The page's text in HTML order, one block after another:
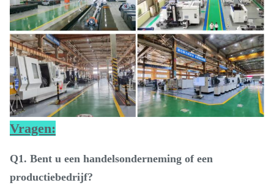
Vragen:
Q1. Bent u een handelsonderneming of een
productiebedrijf?